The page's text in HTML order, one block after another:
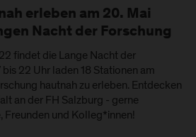
erleben am 20. Mai
Nacht der Forschung
findet die Lange Nacht der
22 Uhr laden 18 Stationen am
hautnah zu erleben. Entdecken
an der FH Salzburg - gerne
Freunden und Kolleg*innen!